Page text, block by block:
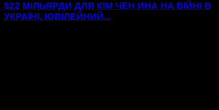
$22 МІЛЬЯРДИ ДЛЯ КІМ ЧЕН ИНА НА ВІЙНІ В
УКРАЇНІ, ЮВІЛЕЙНИЙ...